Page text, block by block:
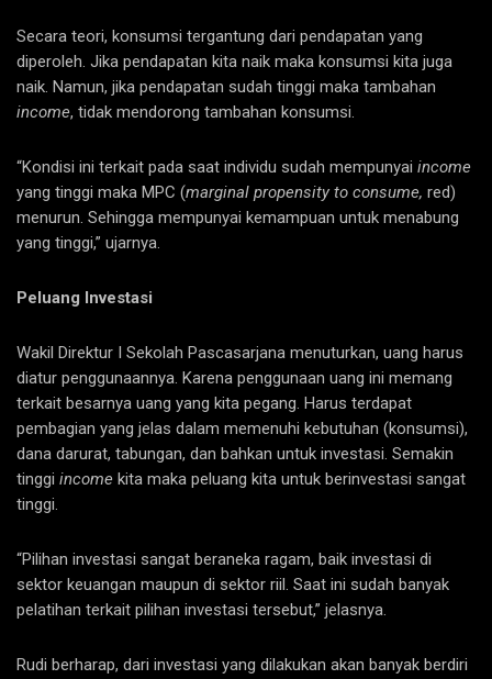
Secara teori, konsumsi tergantung dari pendapatan yang
diperoleh. Jika pendapatan kita naik maka konsumsi kita juga
naik. Namun, jika pendapatan sudah tinggi maka tambahan
income, tidak mendorong tambahan konsumsi.
“Kondisi ini terkait pada saat individu sudah mempunyai income
yang tinggi maka MPC (marginal propensity to consume, red)
menurun. Sehingga mempunyai kemampuan untuk menabung
yang tinggi,” ujarnya.
Peluang Investasi
Wakil Direktur I Sekolah Pascasarjana menuturkan, uang harus
diatur penggunaannya. Karena penggunaan uang ini memang
terkait besarnya uang yang kita pegang. Harus terdapat
pembagian yang jelas dalam memenuhi kebutuhan (konsumsi),
dana darurat, tabungan, dan bahkan untuk investasi. Semakin
tinggi income kita maka peluang kita untuk berinvestasi sangat
tinggi.
“Pilihan investasi sangat beraneka ragam, baik investasi di
sektor keuangan maupun di sektor riil. Saat ini sudah banyak
pelatihan terkait pilihan investasi tersebut,” jelasnya.
Rudi berharap, dari investasi yang dilakukan akan banyak berdiri